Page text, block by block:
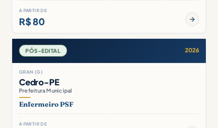
A PARTIR DE
R$ 80
PÓS-EDITAL 2026
GRAN (G)
Cedro-PE
Prefeitura Municipal
Enfermeiro PSF
A PARTIR DE